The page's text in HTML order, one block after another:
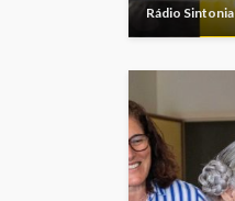
Rádio Sintonia